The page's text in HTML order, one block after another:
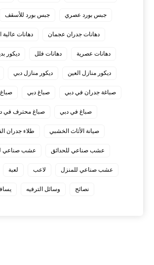
جبس بورد عصري جبس بورد للأسقف
دهانات جدران عجمان دهانات عالية
دهانات عصرية دهانات فلل ديكور
ديكور منازل العين ديكور منازل دبي
صباغة جدران في دبي صباغ دبي
صباغ في دبي صباغ محترف في
صيانة الأثاث الخشبي طلاء جدران
عشب صناعي للحدائق عشب صناعي
عشب صناعي للمنزل لاعب لعبة
نصائح وسائل الترفيه